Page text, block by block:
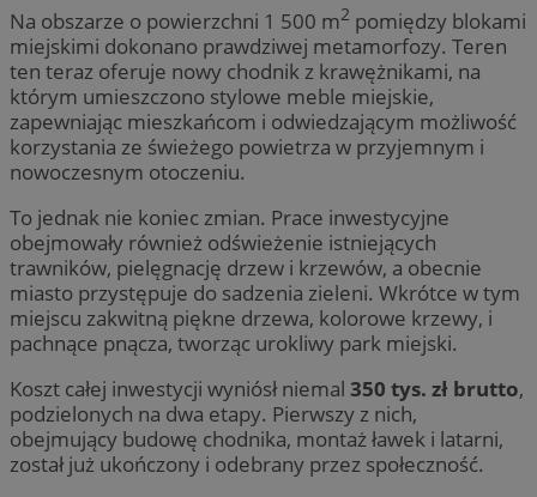
Na obszarze o powierzchni 1 500 m2 pomiędzy blokami
miejskimi dokonano prawdziwej metamorfozy. Teren
ten teraz oferuje nowy chodnik z krawężnikami, na
którym umieszczono stylowe meble miejskie,
zapewniając mieszkańcom i odwiedzającym możliwość
korzystania ze świeżego powietrza w przyjemnym i
nowoczesnym otoczeniu.
To jednak nie koniec zmian. Prace inwestycyjne
obejmowały również odświeżenie istniejących
trawników, pielęgnację drzew i krzewów, a obecnie
miasto przystępuje do sadzenia zieleni. Wkrótce w tym
miejscu zakwitną piękne drzewa, kolorowe krzewy, i
pachnące pnącza, tworząc urokliwy park miejski.
Koszt całej inwestycji wyniósł niemal 350 tys. zł brutto,
podzielonych na dwa etapy. Pierwszy z nich,
obejmujący budowę chodnika, montaż ławek i latarni,
został już ukończony i odebrany przez społeczność.